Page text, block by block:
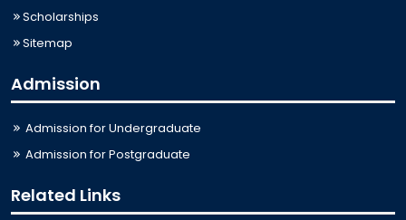
Scholarships
Sitemap
Admission
Admission for Undergraduate
Admission for Postgraduate
Related Links